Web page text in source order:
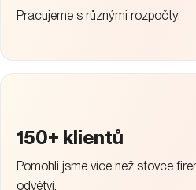
Pracujeme s různými rozpočty.
150+ klientů
Pomohli jsme více než stovce
odvětví.